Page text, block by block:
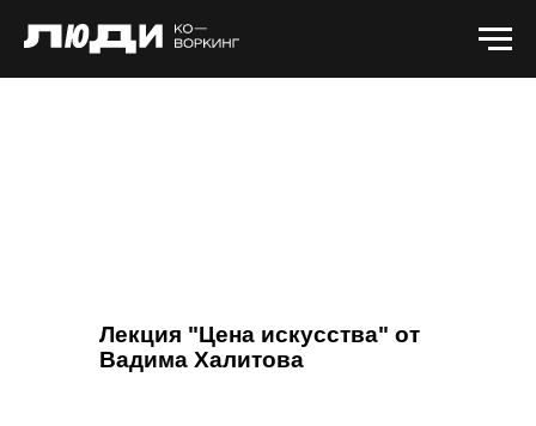
Лекция "Цена искусства" от
Вадима Халитова